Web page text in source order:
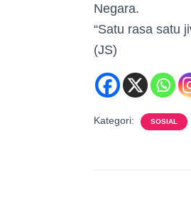
Negara.
“Satu rasa satu
(JS)
Kategori: SOSIAL